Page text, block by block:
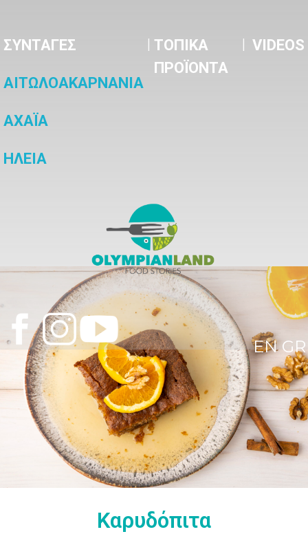
ΣΥΝΤΑΓΕΣ
ΑΙΤΩΛΟΑΚΑΡΝΑΝΙΑ
ΑΧΑΪΑ
ΗΛΕΙΑ
| ΤΟΠΙΚΑ
ΠΡΟΪΟΝΤΑ
| VIDEOS
OlympianLand
ENGR
Καρυδόπιτα